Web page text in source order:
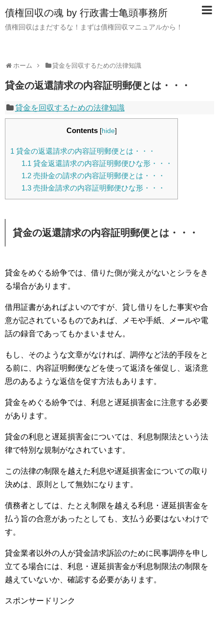
債権回収の魂 by 行政書士亀頭事務所
債権回収はまだするな！まずは債権回収マニュアルから！
ホーム 貸金を回収するための法律知識
貸金の返還請求の内容証明郵便とは・・・
貸金を回収するための法律知識
Contents [hide]
1 貸金の返還請求の内容証明郵便とは・・・
1.1 貸金返還請求の内容証明郵便ひな形・・・
1.2売掛金の請求の内容証明郵便とは・・・
1.3売掛金請求の内容証明郵便ひな形・・・
貸金の返還請求の内容証明郵便とは・・・
貸金をめぐる紛争では、借りた側が覚えがないとシラをき
る場合があります。
借用証書があればよいのですが、貸し借りをした事実や合
意が記されているものであれば、メモや手紙、メールや電
話の録音であってもかまいません。
もし、そのような文章がなければ、調停など法的手段をと
る前に、内容証明郵便などを使って返済を催促し、返済意
思のあるような返信を促す方法もあります。
貸金をめぐる紛争では、利息と遅延損害金に注意する必要
があります。
貸金の利息と遅延損害金については、利息制限法という法
律で特別な規制がなされています。
この法律の制限を越えた利息や遅延損害金についての取り
決めは、原則として無効になります。
債務者としては、たとえ制限を越える利息・遅延損害金を
払う旨の合意があったとしても、支払う必要はないわけで
す。
貸金業者以外の人が貸金請求訴訟のために民事調停を申し
立てる場合には、利息・遅延損害金が利息制限法の制限を
越えていないか、確認する必要があります。
スポンサードリンク